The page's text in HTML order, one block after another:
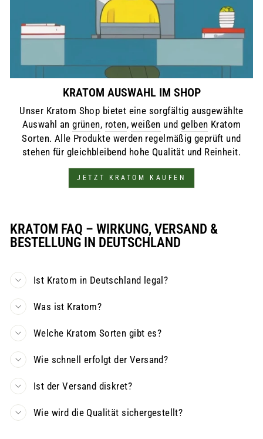
KRATOM AUSWAHL IM SHOP
Unser Kratom Shop bietet eine sorgfältig ausgewählte
Auswahl angrünen, roten,weißen und gelben Kratom
Sorten. Alle Produkte werden regelmäßig geprüft und
stehen für gleichbleibend hohe Qualität und Reinheit.
JETZT KRATOM KAUFEN
KRATOM FAQ – WIRKUNG, VERSAND &
BESTELLUNG IN DEUTSCHLAND
Ist Kratom in Deutschland legal?
Was ist Kratom?
Welche Kratom Sorten gibt es?
Wie schnell erfolgt der Versand?
Ist der Versand diskret?
Wie wird die Qualität sichergestellt?